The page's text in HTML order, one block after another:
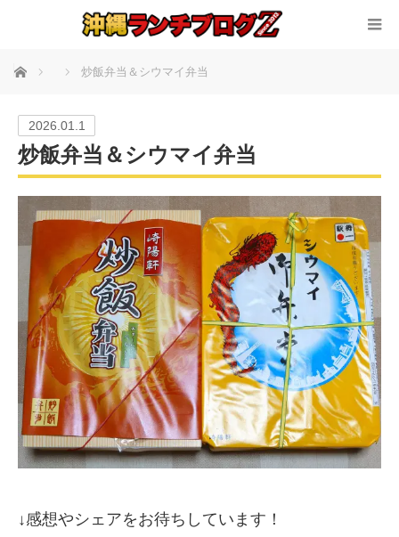
ホーム 炒飯弁当＆シウマイ弁当
2026.01.1
炒飯弁当＆シウマイ弁当
↓感想やシェアをお待ちしています！